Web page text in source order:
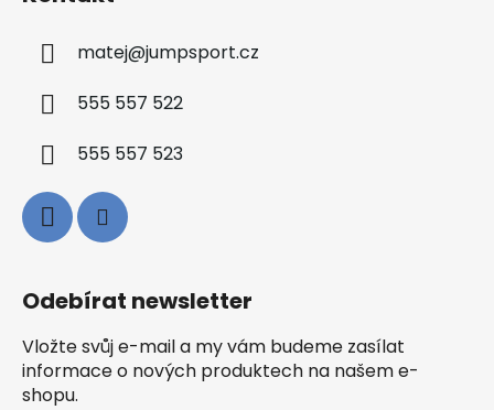
matej@jumpsport.cz
555 557 522
555 557 523
Odebírat newsletter
Vložte svůj e-mail a my vám budeme zasílat
informace o nových produktech na našem e-
shopu.